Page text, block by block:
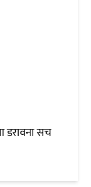
डरावना सच